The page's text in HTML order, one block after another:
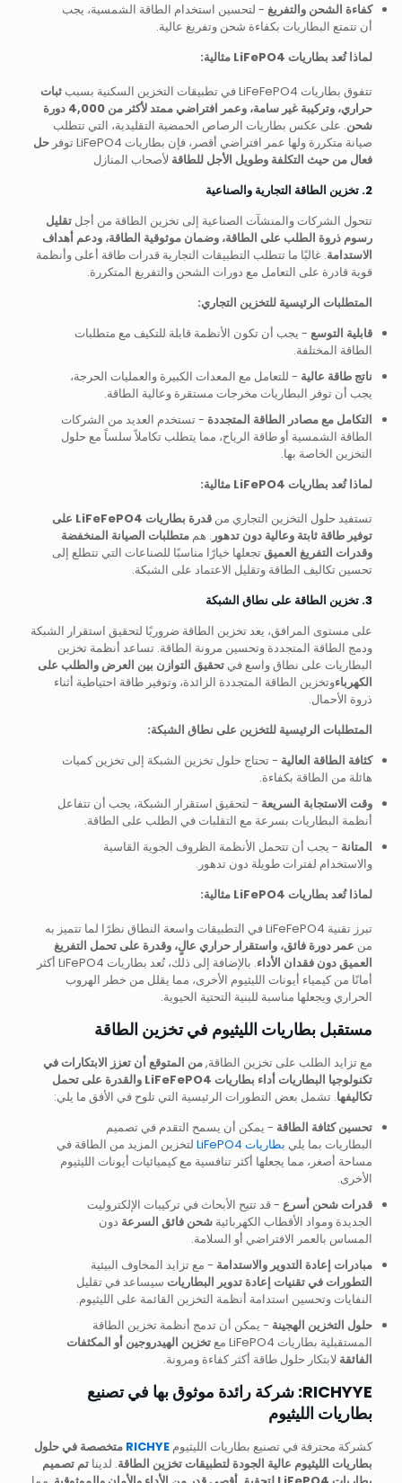
كفاءة الشحن والتفريغ - لتحسين استخدام الطاقة الشمسية، يجب
أن تتمتع البطاريات بكفاءة شحن وتفريغ عالية.
لماذا تُعد بطاريات LiFePO4 مثالية:
تتفوق بطاريات LiFeFePO4 في تطبيقات التخزين السكنية بسبب
ثبات
حراري، وتركيبة غير سامة، وعمر افتراضي ممتد لأكثر من 4,000 دورة
شحن. على عكس بطاريات الرصاص الحمضية التقليدية، التي تتطلب
صيانة متكررة ولها عمر افتراضي أقصر، فإن بطاريات LiFePO4 توفر
حل
فعال من حيث التكلفة وطويل الأجل للطاقة لأصحاب المنازل
2. تخزين الطاقة التجارية والصناعية
تتحول الشركات والمنشآت الصناعية إلى تخزين الطاقة من أجل تقليل
رسوم ذروة الطلب على الطاقة، وضمان موثوقية الطاقة، ودعم أهداف
الاستدامة. غالبًا ما تتطلب التطبيقات التجارية قدرات طاقة أعلى وأنظمة
قوية قادرة على التعامل مع دورات الشحن والتفريغ المتكررة.
المتطلبات الرئيسية للتخزين التجاري:
قابلية التوسع - يجب أن تكون الأنظمة قابلة للتكيف مع متطلبات
الطاقة المختلفة.
ناتج طاقة عالية - للتعامل مع المعدات الكبيرة والعمليات الحرجة،
يجب أن توفر البطاريات مخرجات مستقرة وعالية الطاقة.
التكامل مع مصادر الطاقة المتجددة - تستخدم العديد من الشركات
الطاقة الشمسية أو طاقة الرياح، مما يتطلب تكاملاً سلساً مع حلول
التخزين الخاصة بها.
لماذا تُعد بطاريات LiFePO4 مثالية:
تستفيد حلول التخزين التجاري من
قدرة بطاريات LiFeFePO4 على
توفير طاقة ثابتة وعالية دون تدهور. هم متطلبات الصيانة المنخفضة
وقدرات التفريغ العميقتجعلها خيارًا مناسبًا للصناعات التي تتطلع إلى
تحسين تكاليف الطاقة وتقليل الاعتماد على الشبكة.
3. تخزين الطاقة على نطاق الشبكة
على مستوى المرافق، يعد تخزين الطاقة ضروريًا لتحقيق استقرار الشبكة
ودمج الطاقة المتجددة وتحسين مرونة الطاقة. تساعد أنظمة تخزين
البطاريات على نطاق واسع في تحقيق التوازن بين العرض والطلب على
الكهرباءوتخزين الطاقة المتجددة الزائدة، وتوفير طاقة احتياطية أثناء
ذروة الأحمال.
المتطلبات الرئيسية للتخزين على نطاق الشبكة:
كثافة الطاقة العالية - تحتاج حلول تخزين الشبكة إلى تخزين كميات
هائلة من الطاقة بكفاءة.
وقت الاستجابة السريعة - لتحقيق استقرار الشبكة، يجب أن تتفاعل
أنظمة البطاريات بسرعة مع التقلبات في الطلب على الطاقة.
المتانة - يجب أن تتحمل الأنظمة الظروف الجوية القاسية
والاستخدام لفترات طويلة دون تدهور.
لماذا تُعد بطاريات LiFePO4 مثالية:
تبرز تقنية LiFeFePO4 في التطبيقات واسعة النطاق نظرًا لما تتميز به
من عمر دورة فائق، واستقرار حراري عالٍ، وقدرة على تحمل التفريغ
العميق دون فقدان الأداء
. بالإضافة إلى ذلك، تُعد بطاريات LiFePO4 أكثر
أمانًا من كيمياء أيونات الليثيوم الأخرى، مما يقلل من خطر الهروب
الحراري ويجعلها مناسبة للبنية التحتية الحيوية.
مستقبل بطاريات الليثيوم في تخزين الطاقة
مع تزايد الطلب على تخزين الطاقة,من المتوقع أن تعزز الابتكارات في
تكنولوجيا البطاريات أداء بطاريات LiFeFePO4 والقدرة على تحمل
تكاليفها. تشمل بعض التطورات الرئيسية التي تلوح في الأفق ما يلي:
تحسين كثافة الطاقة - يمكن أن يسمح التقدم في تصميم
البطاريات بما يلي بطاريات LiFePO4
لتخزين المزيد من الطاقة في
مساحة أصغر، مما يجعلها أكثر تنافسية مع كيميائيات أيونات الليثيوم
الأخرى.
قدرات شحن أسرع - قد تتيح الأبحاث في تركيبات الإلكتروليت
الجديدة ومواد الأقطاب الكهربائية شحن فائق السرعة دون
المساس بالعمر الافتراضي أو السلامة.
مبادرات إعادة التدوير والاستدامة - مع تزايد المخاوف البيئية
التطورات في تقنيات إعادة تدوير البطاريات سيساعد في تقليل
النفايات وتحسين استدامة أنظمة التخزين القائمة على الليثيوم.
حلول التخزين الهجينة - يمكن أن تدمج أنظمة تخزين الطاقة
المستقبلية بطاريات LiFePO4 مع
تخزين الهيدروجين أو المكثفات
الفائقة لابتكار حلول طاقة أكثر كفاءة ومرونة.
RICHYYE: شركة رائدة موثوق بها في تصنيع
بطاريات الليثيوم
كشركة محترفة في تصنيع بطاريات الليثيوم RICHYE متخصصة في حلول
بطاريات الليثيوم عالية الجودة لتطبيقات تخزين الطاقة. لدينا تم تصميم